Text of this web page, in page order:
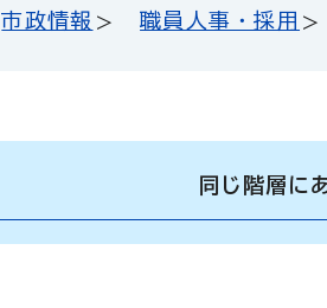
市政情報 職員人事・採用
同じ階層に